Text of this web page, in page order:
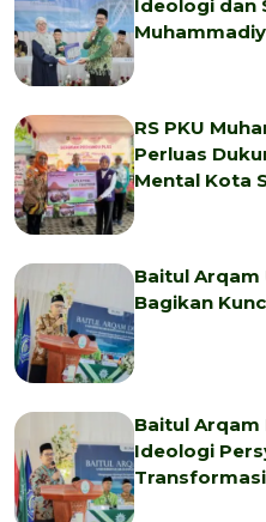
Ideologi dan
RS PKU
Perluas
Mental Kota
Baitul Arqam
Bagikan
Baitul Arqam
Ideologi